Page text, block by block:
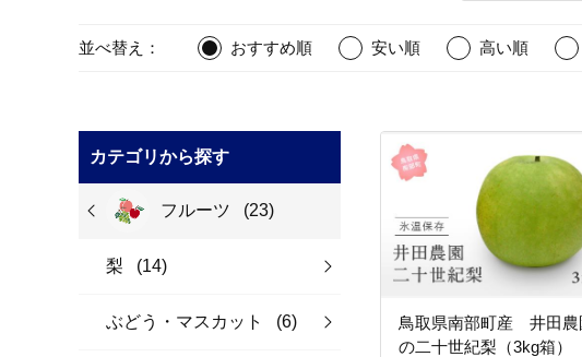
並べ替え： おすすめ順 安い順 高い順
カテゴリから探す
フルーツ (23)
梨 (14)
ぶどう・マスカット (6)
鳥取県南部町産 井田農
の二十世紀梨（3kg箱